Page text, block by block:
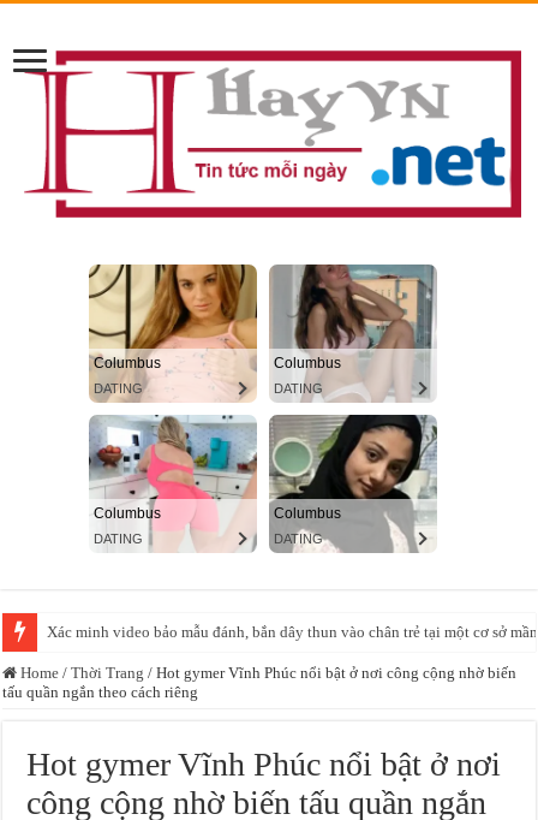
Xác minh video bảo mẫu đánh, bắn dây thun vào chân trẻ tại một cơ sở
Home / Thời Trang / Hot gymer Vĩnh Phúc nổi bật ở nơi công cộng nhờ biến
tấu quần ngắn theo cách riêng
Hot gymer Vĩnh Phúc nổi bật ở nơi
công cộng nhờ biến tấu quần ngắn